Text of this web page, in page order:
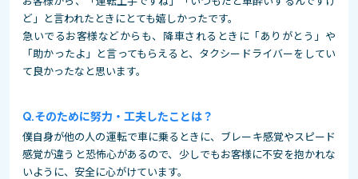
ど」と言われたときにとても嬉しかったです。
急いでるお客様などからも、降車されるときに「ありがとう」や
「助かったよ」と言ってもらえると、タクシードライバーをしてい
て良かったなと思います。
そのために努力・工夫したことは？
僕自身が他の人の運転で車に乗るときに、ブレーキ感覚やスピード
感覚が違うと恐怖心があるので、少しでもお客様に不安を抱かれな
いように、安全に心がけています。